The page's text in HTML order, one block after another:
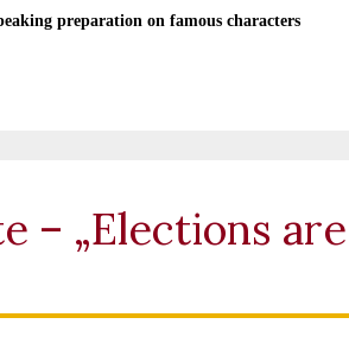
preparation on famous characters
– „Elections are